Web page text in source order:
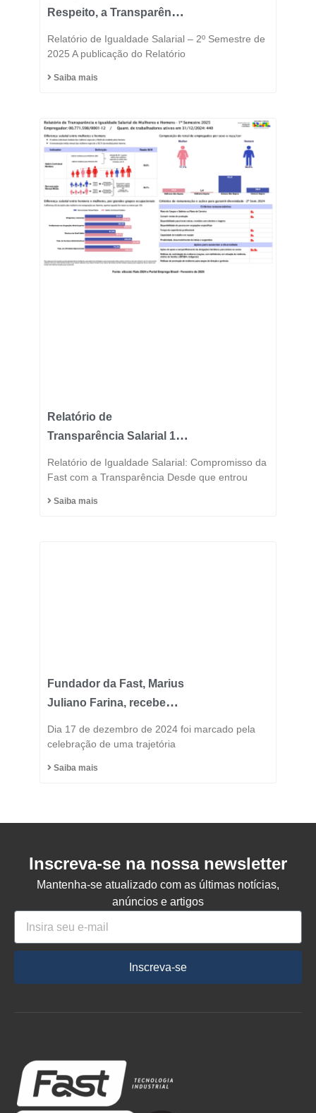
Respeito, a Transparência
DNA do Grupo Fast
Relatório de Igualdade Salarial – 2º Semestre de
2025 A publicação do Relatório
Saiba mais
Relatório de
Transparência Salarial 1º
Relatório de Igualdade Salarial: Compromisso da
Fast com a Transparência Desde que entrou
Saiba mais
Fundador da Fast, Marius
Juliano Farina, recebe
Honorário do Município
Dia 17 de dezembro de 2024 foi marcado pela
celebração de uma trajetória
Saiba mais
Inscreva-se na nossa newsletter
Mantenha-se atualizado com as últimas notícias,
anúncios e artigos
Inscreva-se